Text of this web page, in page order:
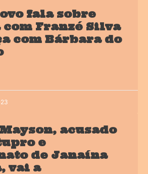
fala sobre
Franzé Silva
com Bárbara do
acusado
e
de Janaína
vai a